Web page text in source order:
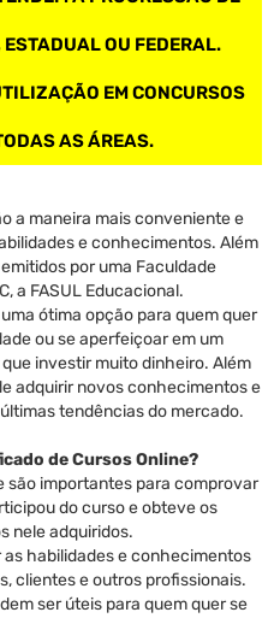
OU FEDERAL.
EM CONCURSOS
AS ÁREAS.
a maneira mais conveniente e
e conhecimentos. Além
por uma Faculdade
a FASUL Educacional.
ótima opção para quem quer
ou se aperfeiçoar em um
investir muito dinheiro. Além
adquirir novos conhecimentos e
tendências do mercado.
de Cursos Online?
são importantes para comprovar
do curso e obteve os
nele adquiridos.
habilidades e conhecimentos
clientes e outros profissionais.
ser úteis para quem quer se